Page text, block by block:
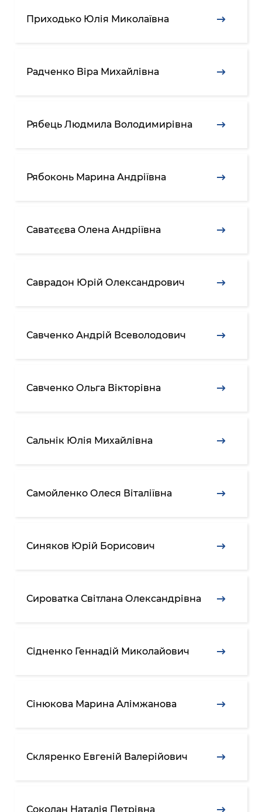
Приходько Юлія Миколаївна
Радченко Віра Михайлівна
Рябець Людмила Володимирівна
Рябоконь Марина Андріївна
Саватєєва Олена Андріївна
Саврадон Юрій Олександрович
Савченко Андрій Всеволодович
Савченко Ольга Вікторівна
Сальнік Юлія Михайлівна
Самойленко Олеся Віталіївна
Синяков Юрій Борисович
Сироватка Світлана Олександрівна
Сідненко Геннадій Миколайович
Сінюкова Марина Алімжанова
Скляренко Евгеній Валерійович
Соколан Наталія Петрівна